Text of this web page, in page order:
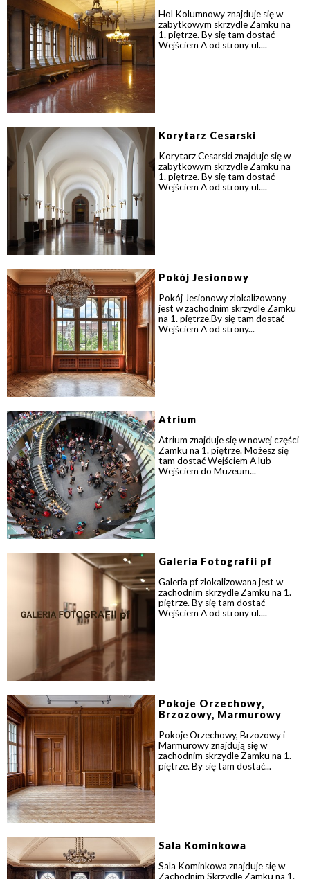
Hol Kolumnowy znajduje się w
zabytkowym skrzydle Zamku na
1. piętrze. By się tam dostać
Wejściem A od strony ul....
Korytarz Cesarski
Korytarz Cesarski znajduje się w
zabytkowym skrzydle Zamku na
1. piętrze. By się tam dostać
Wejściem A od strony ul....
Pokój Jesionowy
Pokój Jesionowy zlokalizowany
jest w zachodnim skrzydle Zamku
na 1. piętrze.By się tam dostać
Wejściem A od strony...
Atrium
Atrium znajduje się w nowej części
Zamku na 1. piętrze. Możesz się
tam dostać Wejściem A lub
Wejściem do Muzeum...
Galeria Fotografii pf
Galeria pf zlokalizowana jest w
zachodnim skrzydle Zamku na 1.
piętrze. By się tam dostać
Wejściem A od strony ul....
Pokoje Orzechowy,
Brzozowy, Marmurowy
Pokoje Orzechowy, Brzozowy i
Marmurowy znajdują się w
zachodnim skrzydle Zamku na 1.
piętrze. By się tam dostać...
Sala Kominkowa
Sala Kominkowa znajduje się w
Zachodnim Skrzydle Zamku na 1.